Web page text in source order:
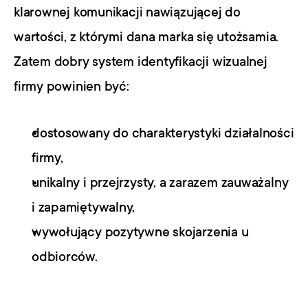
klarownej komunikacji nawiązującej do
wartości, z którymi dana marka się utożsamia.
Zatem dobry system identyfikacji wizualnej
firmy powinien być:
dostosowany do charakterystyki działalności
firmy,
unikalny i przejrzysty, a zarazem zauważalny
i zapamiętywalny,
wywołujący pozytywne skojarzenia u
odbiorców.